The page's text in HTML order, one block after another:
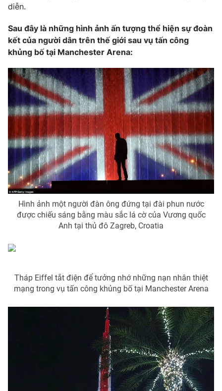
VTV Sức khoẻ Bất động sản
Thị trường 24h Tấm lòng Việt
VTV4 Vươn mình bằng AI
VTV9 VTV8
Liên hệ tòa soạn English
THỜI BÁO VTV
Cơ quan chủ quản:Đài Truyền hình Việt Nam
Cơ quan báo chí:Thời báo VTV
Giấy phép hoạt động báo in và báo điện tử số 483/GP-BTTTT
Vũ Thanh Thủy
Nguyễn Thị Mỹ Hạnh, Phạm Quốc Thắng,
024.38 355 931 - 024.38 355 932
diễn.
Sau đây là những hình ảnh ấn tượng thể hiện sự đoàn
kết của người dân trên thế giới sau vụ tấn công
khủng bố tại Manchester Arena:
Hình ảnh một người đàn ông đứng tại đài phun nước
được chiếu sáng bằng màu sắc lá cờ của Vương quốc
Anh tại thủ đô Zagreb, Croatia
Tháp Eiffel tắt điện để tưởng nhớ những nạn nhân thiệt
mạng trong vụ tấn công khủng bố tại Manchester Arena